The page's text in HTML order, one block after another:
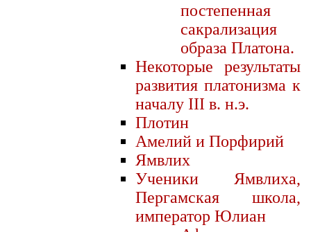
постепенная
сакрализация
образа Платона.
Некоторые результаты
развития платонизма к
началу III в. н.э.
Плотин
Амелий и Порфирий
Ямвлих
Ученики Ямвлиха,
Пергамская школа,
император Юлиан